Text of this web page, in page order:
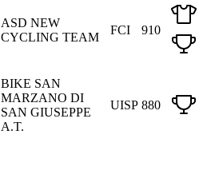
ASD NEW
CYCLING TEAM
FCI 910
BIKE SAN
MARZANO DI
SAN GIUSEPPE
A.T.
UISP 880